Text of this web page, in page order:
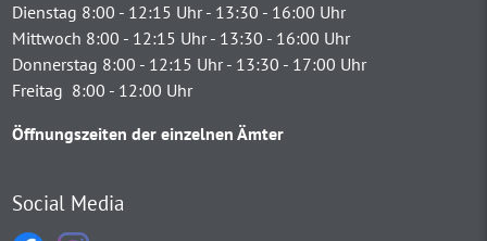
Dienstag 8:00 - 12:15 Uhr - 13:30 - 16:00 Uhr
Mittwoch 8:00 - 12:15 Uhr - 13:30 - 16:00 Uhr
Donnerstag 8:00 - 12:15 Uhr - 13:30 - 17:00 Uhr
Freitag 8:00 - 12:00 Uhr
Öffnungszeiten der einzelnen Ämter
Social Media